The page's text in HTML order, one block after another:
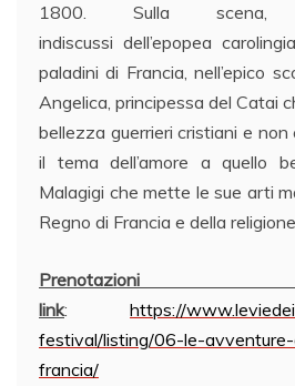
1800. Sulla scena,
indiscussi dell’epopea
paladini di Francia, nell’epico
Angelica, principessa del Catai
bellezza guerrieri cristiani e non
il tema dell’amore a quello
Malagigi che mette le sue arti
Regno di Francia e della
link:
https://
festival/listing/06-le-
francia/